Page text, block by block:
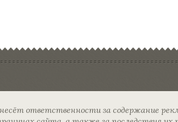
ответственности за содержание